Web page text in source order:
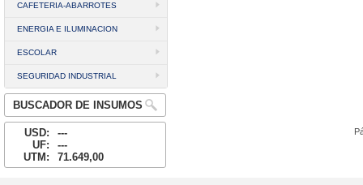
CAFETERIA-ABARROTES
ENERGIA E ILUMINACION
ESCOLAR
SEGURIDAD INDUSTRIAL
BUSCADOR DE INSUMOS
USD:
---
UF:
---
UTM:
71.649,00